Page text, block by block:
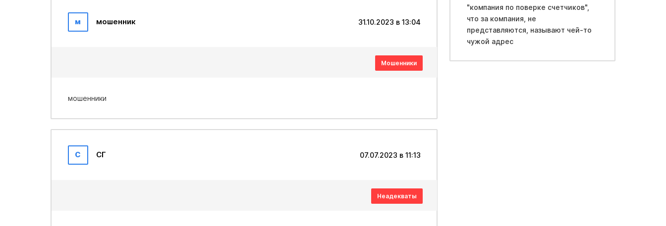
м мошенник 31.10.2023 в 13:04
Мошенники
мошенники
С СГ 07.07.2023 в 11:13
Неадекваты
"компания по поверке счетчиков",
что за компания, не
представляются, называют чей-то
чужой адрес